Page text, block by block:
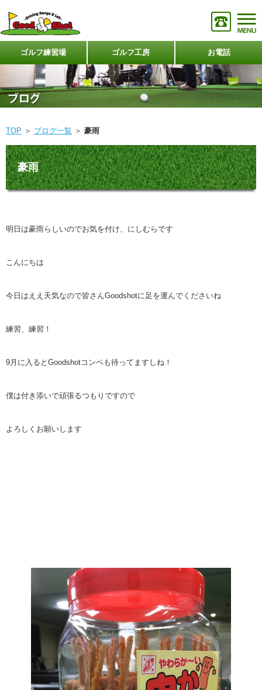
ゴルフ練習場 ゴルフ工房 お電話
TOP ＞ ブログ一覧 ＞ 豪雨
豪雨
明日は豪雨らしいのでお気を付け、にしむらです
こんにちは
今日はええ天気なので皆さんGoodshotに足を運んでくださいね
練習、練習！
9月に入るとGoodshotコンペも待ってますしね！
僕は付き添いで頑張るつもりですので
よろしくお願いします